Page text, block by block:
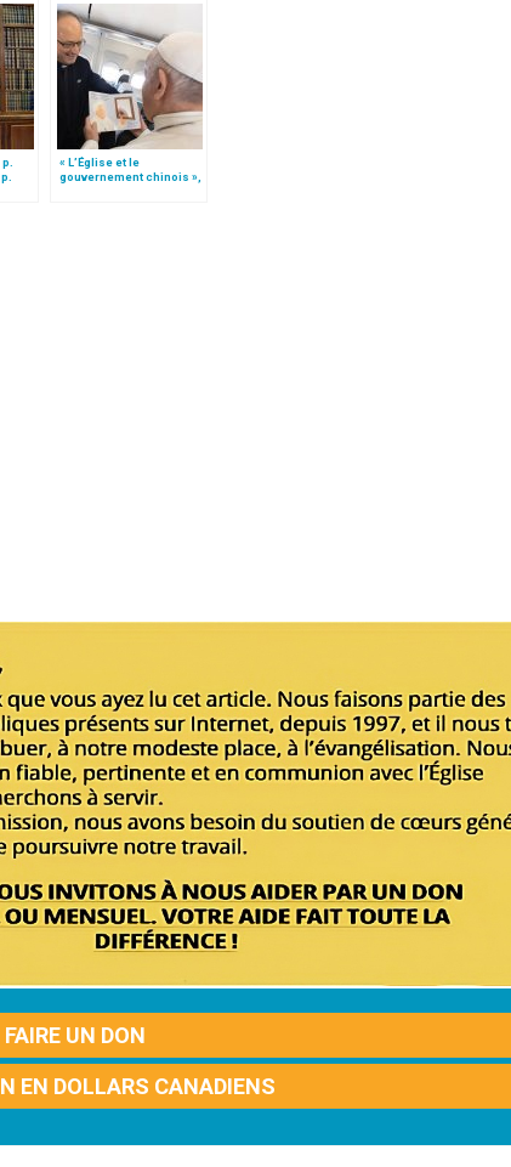
« L’Église et le
gouvernement chinois »,
FAIRE UN DON
EN DOLLARS CANADIENS